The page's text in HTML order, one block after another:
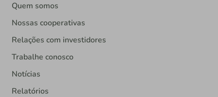
Quem somos
Nossas cooperativas
Relações com investidores
Trabalhe conosco
Notícias
Relatórios